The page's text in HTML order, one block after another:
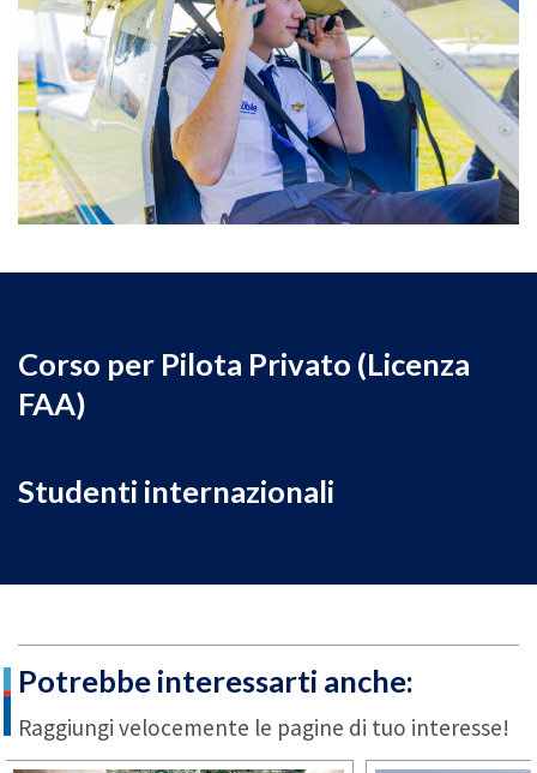
Requisiti di ammissione
Avere almeno 17 anni di età
Essere in grado di leggere, scrivere, parlare e
comprendere la lingua inglese
Essere in possesso di un certificato medico
FAA classe 3
Corso per Pilota Privato (Licenza
FAA)
Studenti internazionali
Potrebbe interessarti anche:
Raggiungi velocemente le pagine di tuo interesse!